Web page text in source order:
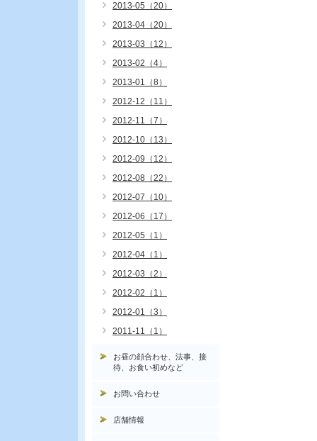
2013-05（20）
2013-04（20）
2013-03（12）
2013-02（4）
2013-01（8）
2012-12（11）
2012-11（7）
2012-10（13）
2012-09（12）
2012-08（22）
2012-07（10）
2012-06（17）
2012-05（1）
2012-04（1）
2012-03（2）
2012-02（1）
2012-01（3）
2011-11（1）
お昼の顔合わせ、法事、接
待、お食い初めなど
お問い合わせ
店舗情報